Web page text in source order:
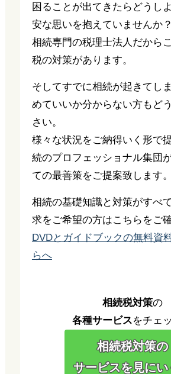
困ることが出てきたらどうし
安な思いを抱えていませんか？
相続専門の税理士法人だから
税の対策があります。
そしてすでに相続が起きてし
めていいか分からない方もど
さい。
様々な状況をご納得いく形で
続のプロフェッショナル集団
ての最善策をご提案致します。
相続の基礎知識と対策がすべ
求をご希望の方はこちらをご
DVDとガイドブックの無料資
らへ
相続税対策の
各種サービスをチェ
相続税対策の
サービスを見にい